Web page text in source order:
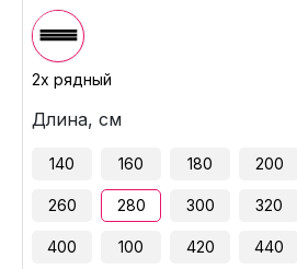
2х рядный
Длина, см
140 160 180 200
260 280 300 320
400 100 420 440